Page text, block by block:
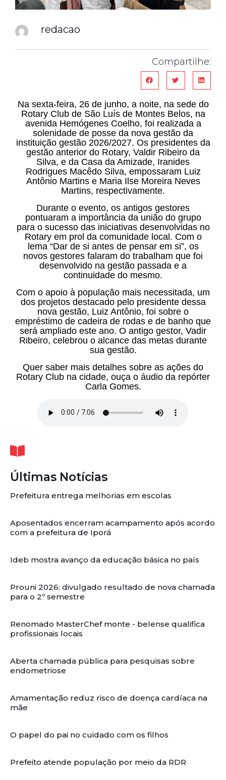
redacao
Compartilhe:
Na sexta-feira, 26 de junho, a noite, na sede do
Rotary Club de São Luís de Montes Belos, na
avenida Hemógenes Coelho, foi realizada a
solenidade de posse da nova gestão da
instituição gestão 2026/2027. Os presidentes da
gestão anterior do Rotary, Valdir Ribeiro da
Silva, e da Casa da Amizade, Iranides
Rodrigues Macêdo Silva, empossaram Luiz
Antônio Martins e Maria Ilse Moreira Neves
Martins, respectivamente.
Durante o evento, os antigos gestores
pontuaram a importância da união do grupo
para o sucesso das iniciativas desenvolvidas no
Rotary em prol da comunidade local. Com o
lema “Dar de si antes de pensar em si”, os
novos gestores falaram do trabalham que foi
desenvolvido na gestão passada e a
continuidade do mesmo.
Com o apoio à população mais necessitada, um
dos projetos destacado pelo presidente dessa
nova gestão, Luiz Antônio, foi sobre o
empréstimo de cadeira de rodas e de banho que
será ampliado este ano. O antigo gestor, Vadir
Ribeiro, celebrou o alcance das metas durante
sua gestão.
Quer saber mais detalhes sobre as ações do
Rotary Club na cidade, ouça o áudio da repórter
Carla Gomes.
Últimas Notícias
Prefeitura entrega melhorias em escolas
Aposentados encerram acampamento após acordo
com a prefeitura de Iporá
Ideb mostra avanço da educação básica no país
Prouni 2026: divulgado resultado de nova chamada
para o 2º semestre
Renomado MasterChef monte - belense qualifica
profissionais locais
Aberta chamada pública para pesquisas sobre
endometriose
Amamentação reduz risco de doença cardíaca na
mãe
O papel do pai no cuidado com os filhos
Prefeito atende população por meio da RDR